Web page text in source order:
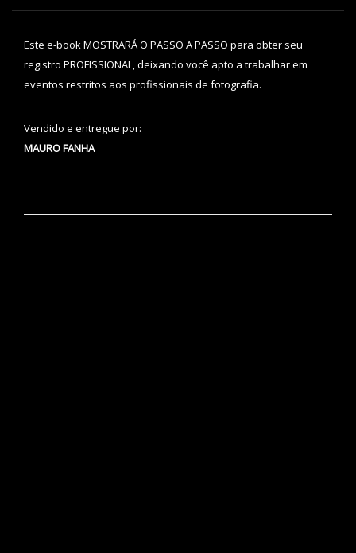
Este e-book MOSTRARÁ O PASSO A PASSO para obter seu
registro PROFISSIONAL, deixando você apto a trabalhar em
eventos restritos aos profissionais de fotografia.
Vendido e entregue por:
MAURO FANHA